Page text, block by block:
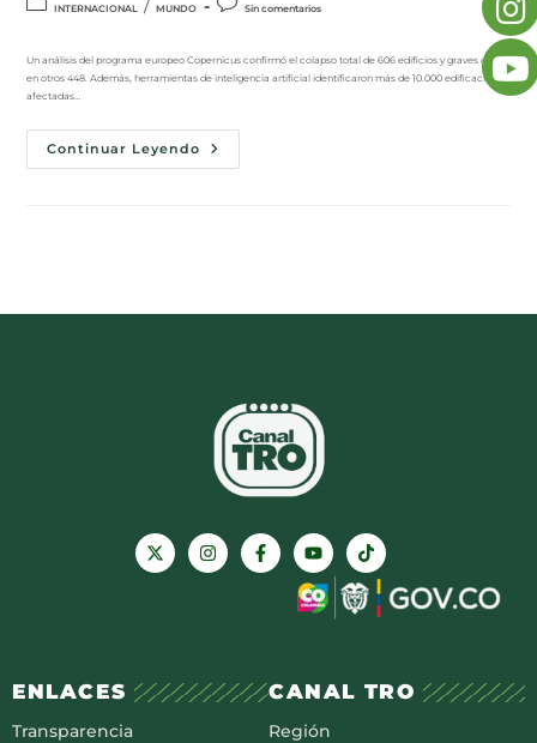
INTERNACIONAL / MUNDO Sin comentarios
Un análisis del programa europeo Copernicus confirmó el colapso total de 606 edificios y graves daños
en otros 448. Además, herramientas de inteligencia artificial identificaron más de 10.000 edificaciones
afectadas…
Continuar Leyendo
ENLACES
Transparencia
CANAL TRO
Región